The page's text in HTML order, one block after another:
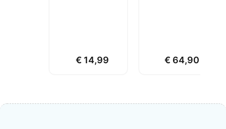
€ 14,99 € 64,90